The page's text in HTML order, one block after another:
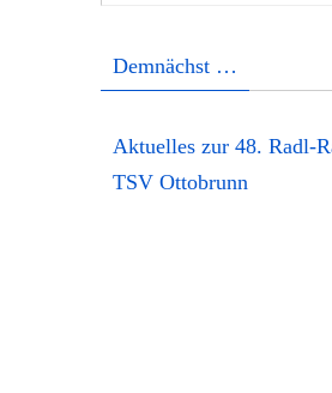
Demnächst …
Aktuelles zur 48. Radl-
TSV Ottobrunn